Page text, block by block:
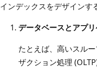
インデックスをデザインす
データベースとアプ
たとえば、高いスル
ザクション処理